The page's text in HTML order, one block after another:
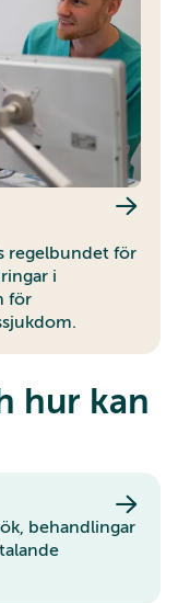
regelbundet för
i
för
hur kan
behandlingar